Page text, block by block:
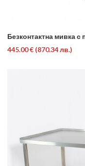
Безконтактна мивка с
445.00 € (870.34 лв.)